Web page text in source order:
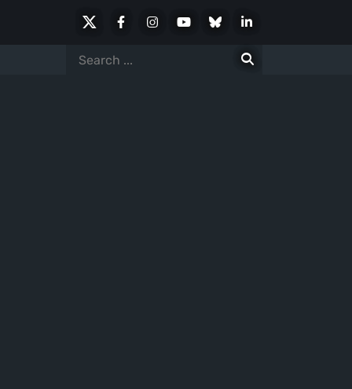
FacebookInstagramYoutubeBlueskyLinkedIn
Search